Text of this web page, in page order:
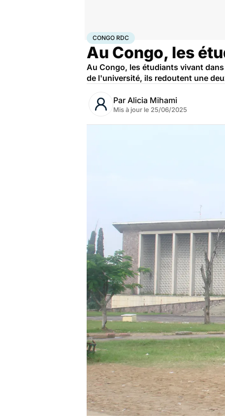
AccueilSantéSociété
CONGO RDC
Au Congo, les
Au Congo, les étudiants vivant
de l'université, ils redoutent une
Par Alicia Mihami
Mis à jour le 25/06/2025